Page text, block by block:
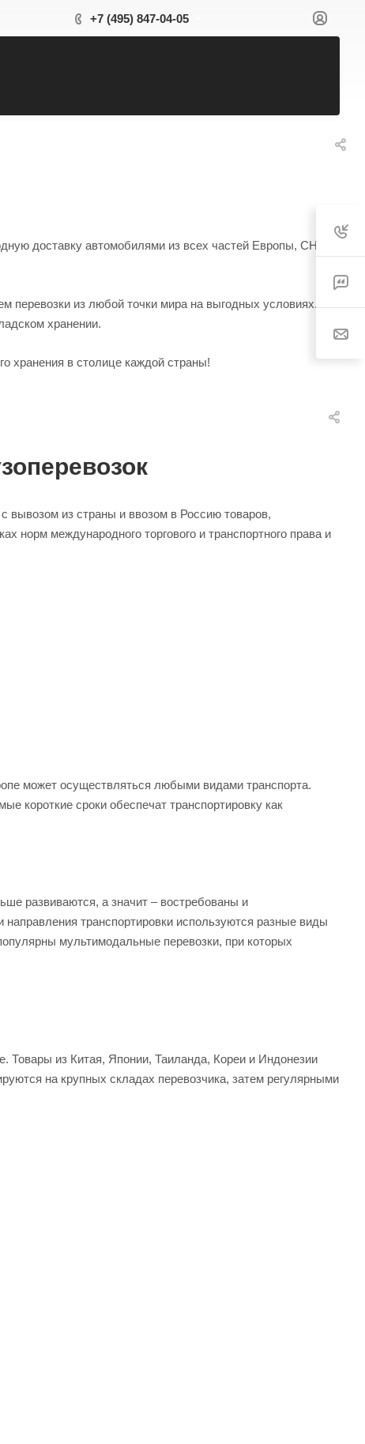
+7 (495) 847-04-05
доставку автомобилями из всех частей Европы, СНГ,
перевозки из любой точки мира на выгодных условиях. Вы
хранении.
хранения в столице каждой страны!
вывозом из страны и ввозом в Россию товаров,
норм международного торгового и транспортного права и
может осуществляться любыми видами транспорта.
короткие сроки обеспечат транспортировку как
развиваются, а значит – востребованы и
транспортировки используются разные виды
мультимодальные перевозки, при которых
Товары из Китая, Японии, Таиланда, Кореи и Индонезии
на крупных складах перевозчика, затем регулярными